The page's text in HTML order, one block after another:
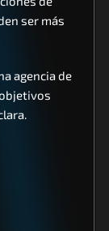
ser más
agencia de